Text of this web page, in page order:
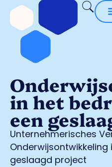
in het
een
Unternehmerisches
geslaagd project